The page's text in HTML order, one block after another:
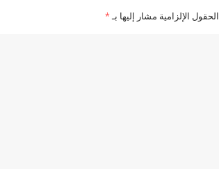
الحقول الإلزامية مشار إليها بـ*